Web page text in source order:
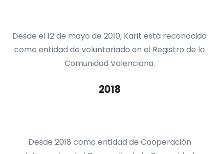
Desde el 12 de mayo de 2010, Karit está reconocida
como entidad de voluntariado en el Registro de la
Comunidad Valenciana.
2018
Desde 2018 como entidad de Cooperación